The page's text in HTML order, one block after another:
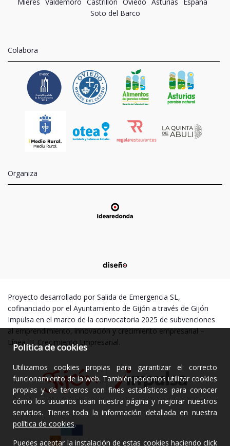
Soto del Barco
Colabora
Organiza
Política de cookies
Utilizamos cookies propias para garantizar el correcto
funcionamiento de la web. También podemos utilizar cookies
propias y de terceros con fines estadísticos para conocer
cómo los usuarios usan nuestra página y mejorar nuestros
servicios. Tienes toda la información detallada en nuestra
política de cookies.
Puedes aceptar la instalación de estas cookies haciendo click
Proyecto desarrollado por Salida de Emergencia SL,
cofinanciado por el Ayuntamiento de Gijón a través de Gijón
Impulsa en el marco de la convocatoria 2025 de subvenciones
al emprendimiento, innovación y crecimiento empresarial –
Línea III. Crecimiento Empresarial.